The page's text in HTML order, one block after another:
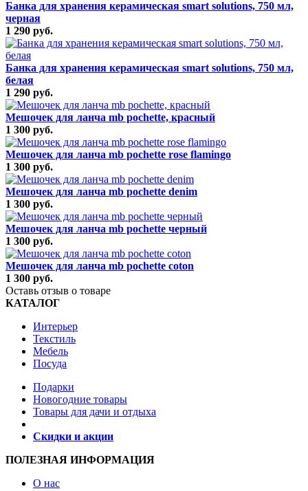
Банка для хранения керамическая smart solutions, 750 мл,
черная
1 290 руб.
Банка для хранения керамическая smart solutions, 750 мл,
белая
1 290 руб.
Мешочек для ланча mb pochette, красный
1 300 руб.
Мешочек для ланча mb pochette rose flamingo
1 300 руб.
Мешочек для ланча mb pochette denim
1 300 руб.
Мешочек для ланча mb pochette черный
1 300 руб.
Мешочек для ланча mb pochette coton
1 300 руб.
Оставь отзыв о товаре
КАТАЛОГ
Интерьер
Текстиль
Мебель
Посуда
Подарки
Новогодние товары
Товары для дачи и отдыха
Скидки и акции
ПОЛЕЗНАЯ ИНФОРМАЦИЯ
О нас